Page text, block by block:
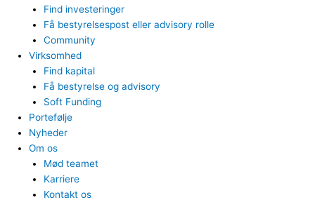
Find investeringer
Få bestyrelsespost eller advisory rolle
Community
Virksomhed
Find kapital
Få bestyrelse og advisory
Soft Funding
Portefølje
Nyheder
Om os
Mød teamet
Karriere
Kontakt os